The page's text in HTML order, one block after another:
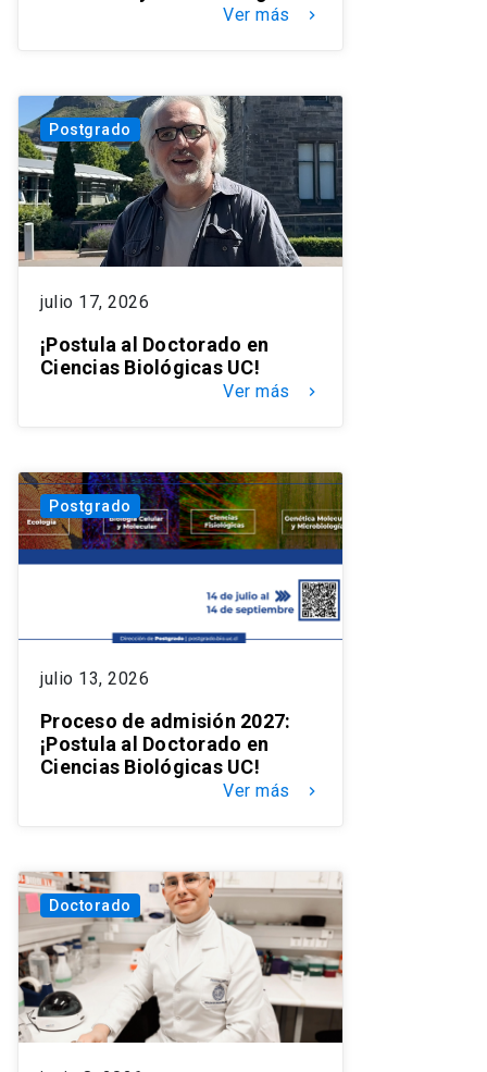
Ver más keyboard_arrow_right
Postgrado
julio 17, 2026
¡Postula al Doctorado en
Ciencias Biológicas UC!
Ver más keyboard_arrow_right
Postgrado
julio 13, 2026
Proceso de admisión 2027:
¡Postula al Doctorado en
Ciencias Biológicas UC!
Ver más keyboard_arrow_right
Doctorado